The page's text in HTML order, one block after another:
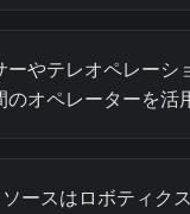
やテレオペレー
オペレーターを活
ースはロボティ